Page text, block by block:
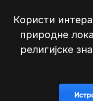
Користи
природне
религијске